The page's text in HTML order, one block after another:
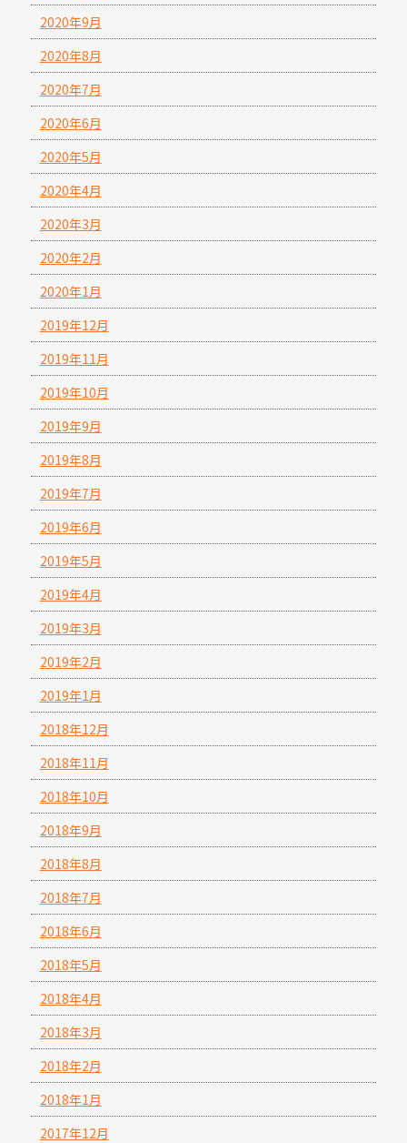
2020年9月
2020年8月
2020年7月
2020年6月
2020年5月
2020年4月
2020年3月
2020年2月
2020年1月
2019年12月
2019年11月
2019年10月
2019年9月
2019年8月
2019年7月
2019年6月
2019年5月
2019年4月
2019年3月
2019年2月
2019年1月
2018年12月
2018年11月
2018年10月
2018年9月
2018年8月
2018年7月
2018年6月
2018年5月
2018年4月
2018年3月
2018年2月
2018年1月
2017年12月